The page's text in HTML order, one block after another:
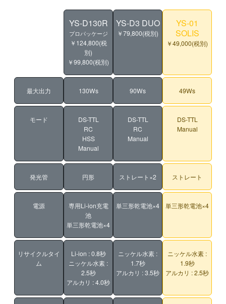
YS-D130R
プロパッケージ
￥124,800(税
別)
￥99,800(税別)
YS-D3 DUO
￥79,800(税別)
YS-01
SOLIS
￥49,000(税別)
最大出力 130Ws 90Ws 49Ws
モード
DS-TTL
RC
HSS
Manual
DS-TTL
RC
Manual
DS-TTL
Manual
発光管 円形 ストレート×2 ストレート
電源
専用Li-ion充電
池
単三形乾電池×4
単三形乾電池×4 単三形乾電池×4
リサイクルタイ
ム
Li-ion : 0.8秒
ニッケル水素 :
2.5秒
アルカリ : 4.0秒
ニッケル水素 :
1.7秒
アルカリ : 3.5秒
ニッケル水素 :
1.9秒
アルカリ : 2.5秒